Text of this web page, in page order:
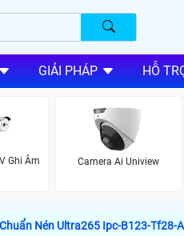
GIẢI PHÁP HỖ
Ghi Âm Camera Ai Uniview
Nén Ultra265 Ipc-B123-Tf28-A